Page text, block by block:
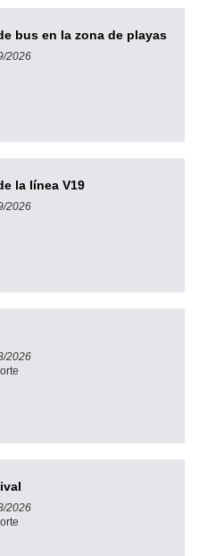
bus en la zona de playas
2026
la línea V19
2026
2026
2026